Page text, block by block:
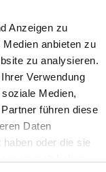
Anzeigen zu
anbieten zu
zu analysieren.
Verwendung
Medien,
führen diese
Daten
oder die sie
2026